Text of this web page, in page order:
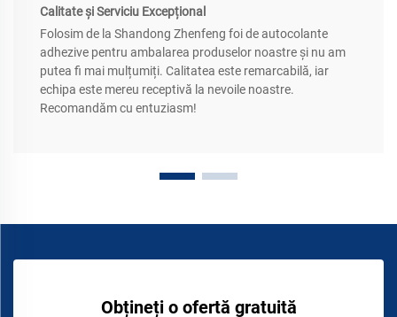
Calitate și Serviciu Excepțional
Folosim de la Shandong Zhenfeng foi de autocolante
adhezive pentru ambalarea produselor noastre și nu am
putea fi mai mulțumiți. Calitatea este remarcabilă, iar
echipa este mereu receptivă la nevoile noastre.
Recomandăm cu entuziasm!
Obțineți o ofertă gratuită